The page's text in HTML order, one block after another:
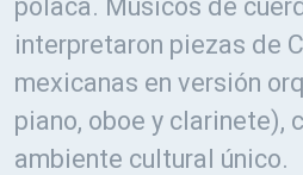
polaca. Músicos de
interpretaron piezas de
mexicanas en versión
piano, oboe y clarinete),
ambiente cultural único.